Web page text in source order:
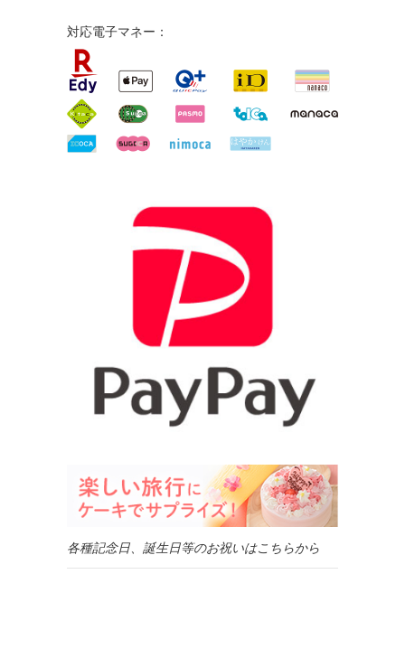
対応電子マネー：
各種記念日、誕生日等のお祝いはこちらから